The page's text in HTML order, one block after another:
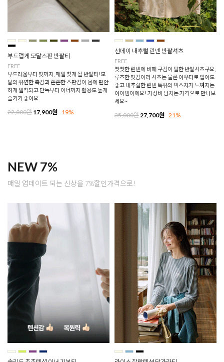
부드럽게 모달스판 반팔티
FREE
부드러움부터 핏까지, 매일 찾게 될 반팔티!모
달의 유연한 촉감과 쫀쫀한 스판감이 몸에 편안
하게 밀착되고 단독부터 이너까지 활용도 높게
즐기기 좋아요
22,000원 17,900원 19%
선데이 내추럴 린넨 반팔셔츠
FREE
빳빳한 린넨에 비해 구김이 덜한 반팔셔츠구요,
루즈한 핏감이라 셔츠는 물론 아우터로 입어도
좋고 내추럴한 린넨 특유의 텍스처가 느껴지는
아이템이에요! 가성비 넘치는 가격으로 만나보
세요~
35,000원27,700원 21%
NEW 7%
매일 업데이트 되는 신상을 7%할인가격으로!